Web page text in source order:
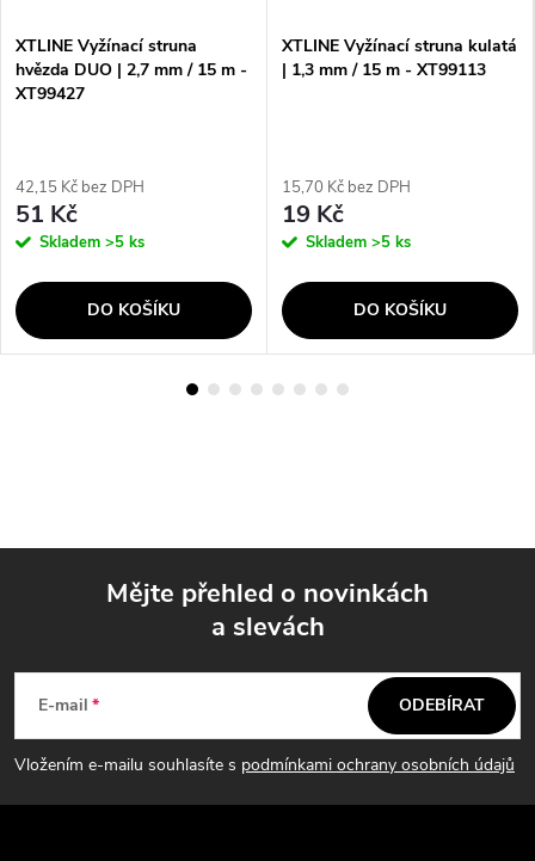
XTLINE Vyžínací struna
hvězda DUO | 2,7 mm / 15 m -
XT99427
42,15 Kč bez DPH
51 Kč
Skladem >5 ks
DO KOŠÍKU
XTLINE Vyžínací struna kulatá
| 1,3 mm / 15 m - XT99113
15,70 Kč bez DPH
19 Kč
Skladem >5 ks
DO KOŠÍKU
p
a
Mějte přehled o novinkách
a slevách
E-mail
Vložením e-mailu souhlasíte s podmínkami ochrany osobních údajů
ODEBÍRAT